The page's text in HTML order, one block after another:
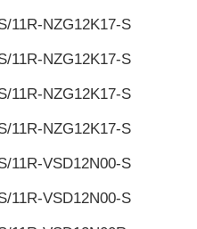
11R-NZG12K17-S
11R-NZG12K17-S
11R-NZG12K17-S
11R-NZG12K17-S
11R-VSD12N00-S
11R-VSD12N00-S